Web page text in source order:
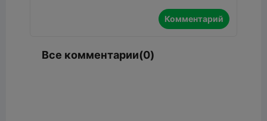
Комментарий
Все комментарии(0)